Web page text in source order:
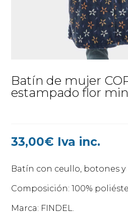
Batín de mujer
estampado flor
33,00€ Iva inc.
Batín con ceullo, botones y
Composición: 100%
Marca: FINDEL.